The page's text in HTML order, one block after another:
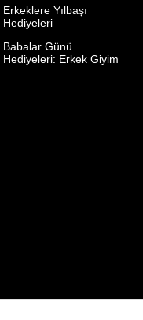
Erkeklere Yılbaşı
Hediyeleri
Babalar Günü
Hediyeleri: Erkek Giyim